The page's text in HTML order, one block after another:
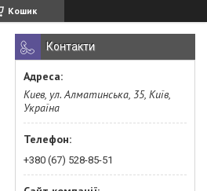
Кошик
Контакти
Киев, ул. Алматинська, 35, Київ,
Україна
+380 (67) 528-85-51